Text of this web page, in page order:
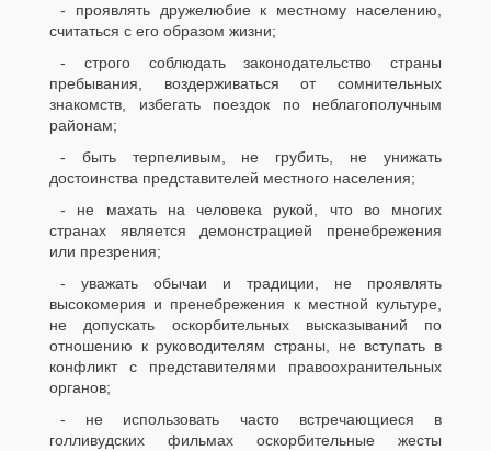
- проявлять дружелюбие к местному населению,
считаться с его образом жизни;
- строго соблюдать законодательство страны
пребывания, воздерживаться от сомнительных
знакомств, избегать поездок по неблагополучным
районам;
- быть терпеливым, не грубить, не унижать
достоинства представителей местного населения;
- не махать на человека рукой, что во многих
странах является демонстрацией пренебрежения
или презрения;
- уважать обычаи и традиции, не проявлять
высокомерия и пренебрежения к местной культуре,
не допускать оскорбительных высказываний по
отношению к руководителям страны, не вступать в
конфликт с представителями правоохранительных
органов;
- не использовать часто встречающиеся в
голливудских фильмах оскорбительные жесты